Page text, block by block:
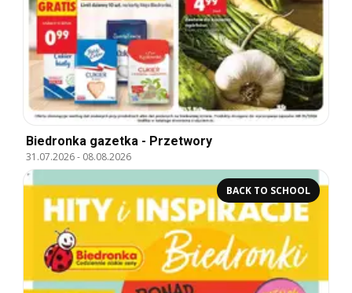
Biedronka gazetka - Przetwory
31.07.2026- 08.08.2026
BACK TO SCHOOL